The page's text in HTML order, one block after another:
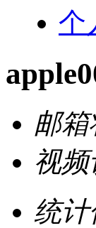
个
邮
视
统